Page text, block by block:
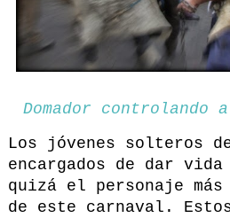
Domador controlando
Los jóvenes solteros
encargados de dar vida
quizá el personaje
de este carnaval.